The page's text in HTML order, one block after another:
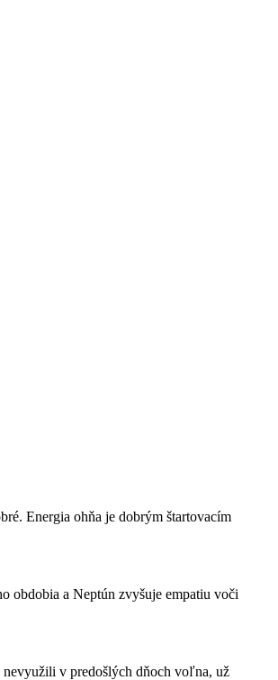
Energia ohňa je dobrým štartovacím
obdobia a Neptún zvyšuje empatiu voči
nevyužili v predošlých dňoch voľna, už